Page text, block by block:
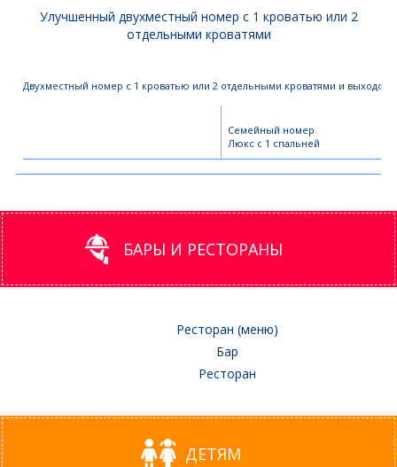
Улучшенный двухместный номер с 1 кроватью или 2
отдельными кроватями
Двухместный номер с 1 кроватью или 2 отдельными кроватями и выходом
более
более
менее
Семейный номер
Люкс с 1 спальней
БАРЫ И РЕСТОРАНЫ
Ресторан (меню)
Бар
Ресторан
ДЕТЯМ